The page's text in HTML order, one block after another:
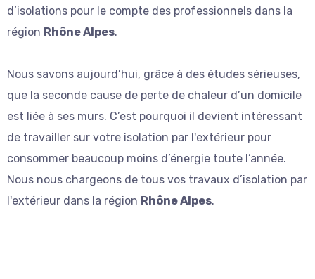
d’isolations pour le compte des professionnels dans la
région Rhône Alpes.
Nous savons aujourd’hui, grâce à des études sérieuses,
que la seconde cause de perte de chaleur d’un domicile
est liée à ses murs. C’est pourquoi il devient intéressant
de travailler sur votre isolation par l'extérieur pour
consommer beaucoup moins d’énergie toute l’année.
Nous nous chargeons de tous vos travaux d’isolation par
l'extérieur dans la région Rhône Alpes.